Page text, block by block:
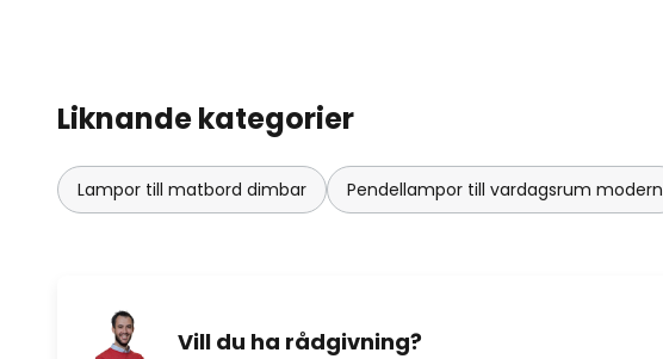
Liknande kategorier
Lampor till matbord dimbar Pendellampor till vardagsrum modern
Vill du ha rådgivning?